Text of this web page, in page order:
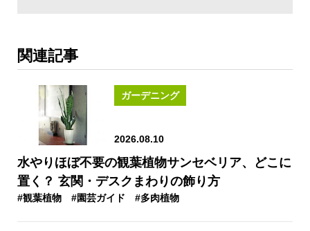
関連記事
ガーデニング
2026.08.10
水やりほぼ不要の観葉植物サンセベリア、どこに
置く？ 玄関・デスクまわりの飾り方
#観葉植物 #園芸ガイド #多肉植物